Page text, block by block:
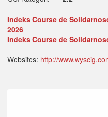
Indeks Course de
2026
Indeks Course de
Websites: http://